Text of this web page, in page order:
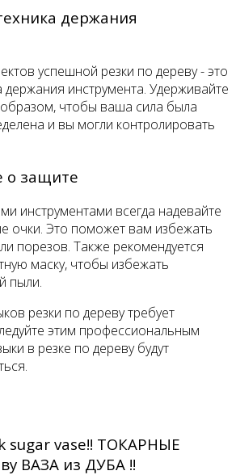
держания
успешной резки по дереву - это
держания инструмента. Удерживайте
чтобы ваша сила была
и вы могли контролировать
о защите
инструментами всегда надевайте
очки. Это поможет вам избежать
порезов. Также рекомендуется
маску, чтобы избежать
пыли.
резки по дереву требует
этим профессиональным
в резке по дереву будут
sugar vase!! ТОКАРНЫЕ
ВАЗА из ДУБА !!